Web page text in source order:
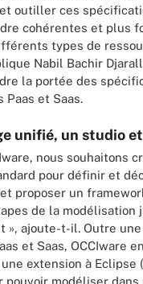
outiller ces
cohérentes et plus
types de
Nabil Bachir
la portée des
Paas et Saas.
unifié, un studio
nous souhaitons
pour définir et
proposer un
de la modélisation
», ajoute-t-il. Outre
et Saas, OCCIware
extension à Eclipse
pouvoir modéliser dans